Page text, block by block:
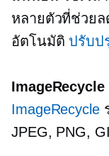
หลายตัวที่ช่วย
อัตโนมัติ ปรับป
ImageRecycle
ImageRecycle
JPEG, PNG,